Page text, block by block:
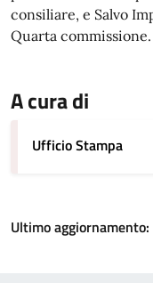
consiliare, e Salvo
Quarta commissione.
A cura di
Ufficio Stampa
Ultimo aggiornamento: